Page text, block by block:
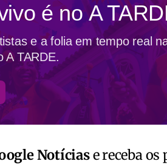
é noA
e a folia em tempo real
A TARDE.
Notíciase receba os